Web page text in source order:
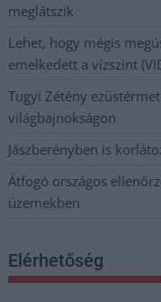
meglátszik
Lehet, hogy mégis
emelkedett a vízszint
Tugyi Zétény
világbajnokságon
Jászberényben is
Átfogó országos
üzemekben
Elérhetőség